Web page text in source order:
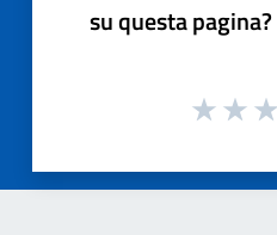
su questa pagina?